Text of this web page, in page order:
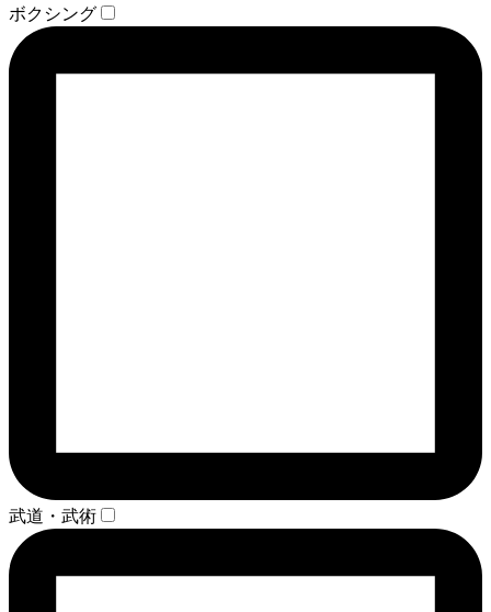
ボクシング
武道・武術